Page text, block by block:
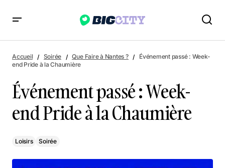
Événement passé : Week-end Pride à la Chaumière
Accueil Soirée Que Faire à Nantes ?
Événement passé : Week-
end Pride à la Chaumière
Événement passé : Week-
end Pride à la Chaumière
Loisirs Soirée